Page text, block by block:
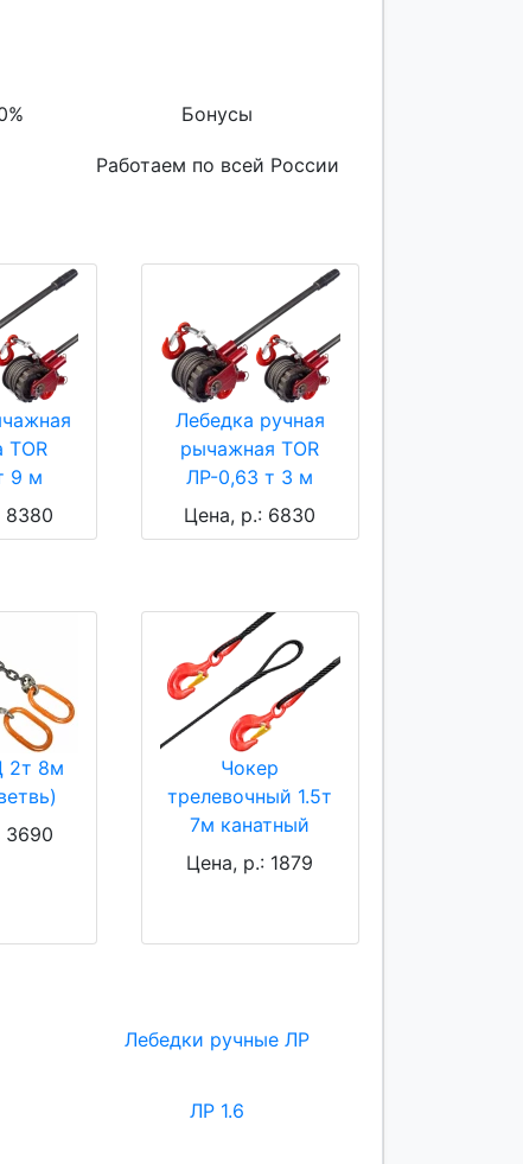
Бонусы
Работаем по всей России
TOR
9 м
8380
Лебедка ручная
рычажная TOR
ЛР-0,63 т 3 м
Цена, р.: 6830
2т 8м
3690
Чокер
трелевочный 1.5т
7м канатный
Цена, р.: 1879
Лебедки ручные ЛР
ЛР 1.6